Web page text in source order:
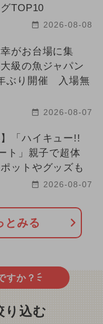
TOP10
2026-08-08
がお台場に集
級の魚ジャパン
ぶり開催 入場無
2026-08-07
】「ハイキュー!!
ト」親子で超体
ットやグッズも
2026-08-07
とみる
すか？
り込む